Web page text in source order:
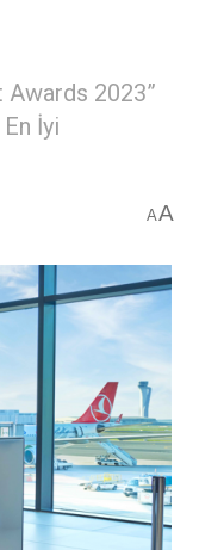
Awards 2023”
İyi
AA